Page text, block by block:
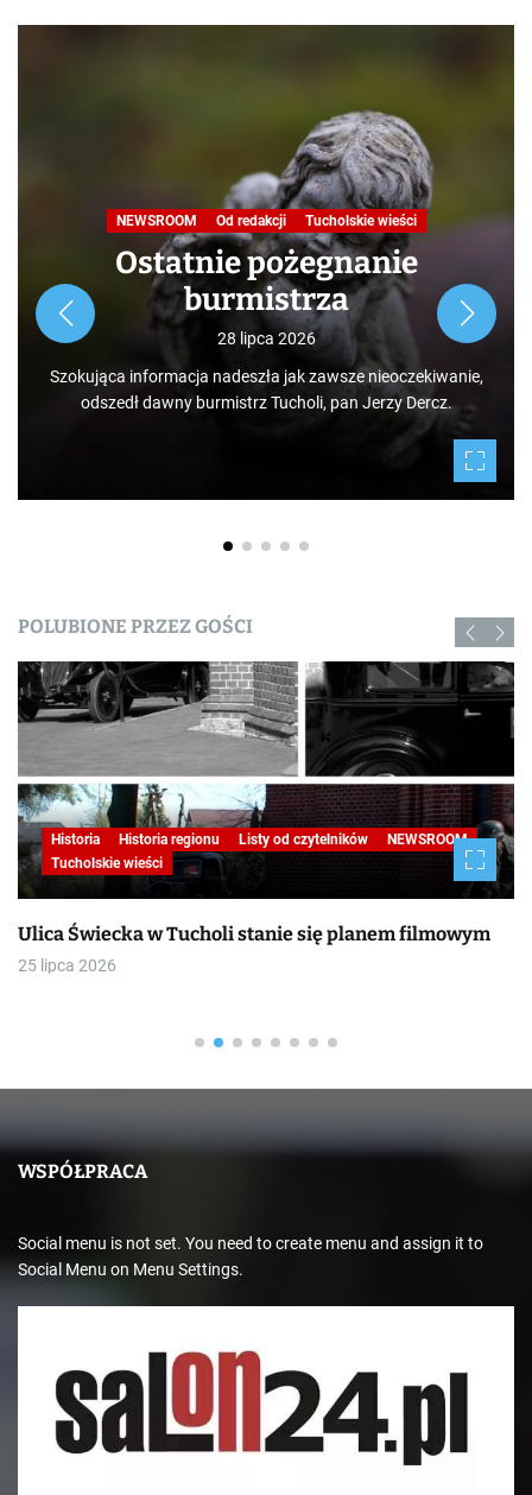
NEWSROOM Od redakcji Tucholskie wieści
Ostatnie pożegnanie
burmistrza
28 lipca 2026
Szokująca informacja nadeszła jak zawsze nieoczekiwanie,
odszedł dawny burmistrz Tucholi, pan Jerzy Dercz.
POLUBIONE PRZEZ GOŚCI
Historia Historia regionu Listy od czytelników
NEWSROOM
Tucholskie wieści
Ulica Świecka w Tucholi stanie się planem filmowym
25 lipca 2026
WSPÓŁPRACA
Social menu is not set. You need to create menu and assign it to
Social Menu on Menu Settings.